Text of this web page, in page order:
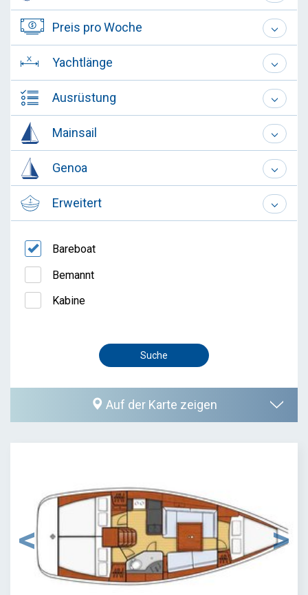
Preis pro Woche
Yachtlänge
Ausrüstung
Mainsail
Genoa
Erweitert
Bareboat
Bemannt
Kabine
Auf der Karte zeigen